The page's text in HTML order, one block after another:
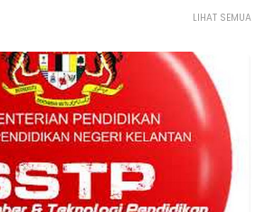
LIHAT SEMUA